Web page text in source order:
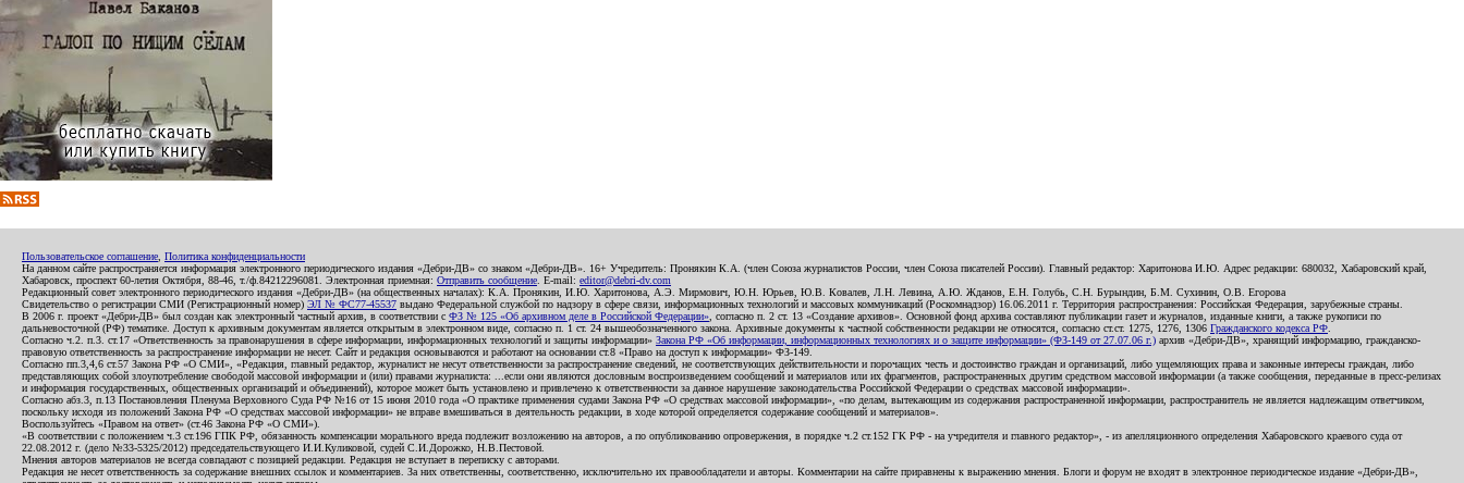
Пользовательское соглашение Политика конфиденциальности
На данном сайте распространяется информация электронного периодического издания «Дебри-ДВ» со знаком «Дебри-ДВ». 16+ Учредитель: Пронякин К.А. (член Союза журналистов России, член Союза писателей России). Главный редактор: Харитонова И.Ю. Адрес редакции: 680032, Хабаровский край,
Хабаровск, проспект 60-летия Октября, 88-46, т./ф.84212296081. Электронная приемная: Отправить сообщение . E-mail: editor@debri-dv.com
Редакционный совет электронного периодического издания «Дебри-ДВ» (на общественных началах): К.А. Пронякин, И.Ю. Харитонова, А.Э. Мирмович, Ю.Н. Юрьев, Ю.В. Ковалев, Л.Н. Левина, А.Ю. Жданов, Е.Н. Голубь, С.Н. Бурындин, Б.М. Сухинин, О.В. Егорова
Свидетельство о регистрации СМИ (Регистрационный номер) ЭЛ № ФС77-45537 выдано Федеральной службой по надзору в сфере связи, информационных технологий и массовых коммуникаций (Роскомнадзор) 16.06.2011 г. Территория распространения: Российская Федерация, зарубежные страны.
В 2006 г. проект «Дебри-ДВ» был создан как электронный частный архив, в соответствии с ФЗ № 125 «Об архивном деле в Российской Федерации» , согласно п. 2 ст. 13 «Создание архивов». Основной фонд архива составляют публикации газет и журналов, изданные книги, а также рукописи по
дальневосточной (РФ) тематике. Доступ к архивным документам является открытым в электронном виде, согласно п. 1 ст. 24 вышеобозначенного закона. Архивные документы к частной собственности редакции не относятся, согласно ст.ст. 1275, 1276, 1306 Гражданского кодекса РФ
Согласно ч.2. п.3. ст.17 «Ответственность за правонарушения в сфере информации, информационных технологий и защиты информации» Закона РФ «Об информации, информационных технологиях и о защите информации» (ФЗ-149 от 27.07.06 г.) архив «Дебри-ДВ», хранящий информацию, гражданско-
правовую ответственность за распространение информации не несет. Сайт и редакция основываются и работают на основании ст.8 «Право на доступ к информации» ФЗ-149.
Согласно пп.3,4,6 ст.57 Закона РФ «О СМИ», «Редакция, главный редактор, журналист не несут ответственности за распространение сведений, не соответствующих действительности и порочащих честь и достоинство граждан и организаций, либо ущемляющих права и законные интересы граждан, либо
представляющих собой злоупотребление свободой массовой информации и (или) правами журналиста: ...если они являются дословным воспроизведением сообщений и материалов или их фрагментов, распространенных другим средством массовой информации (а также сообщения, переданные в пресс-релизах
и информация государственных, общественных организаций и объединений), которое может быть установлено и привлечено к ответственности за данное нарушение законодательства Российской Федерации о средствах массовой информации».
Согласно абз.3, п.13 Постановления Пленума Верховного Суда РФ №16 от 15 июня 2010 года «О практике применения судами Закона РФ «О средствах массовой информации», «по делам, вытекающим из содержания распространенной информации, распространитель не является надлежащим ответчиком,
поскольку исходя из положений Закона РФ «О средствах массовой информации» не вправе вмешиваться в деятельность редакции, в ходе которой определяется содержание сообщений и материалов».
Воспользуйтесь «Правом на ответ» (ст.46 Закона РФ «О СМИ»).
«В соответствии с положением ч.3 ст.196 ГПК РФ, обязанность компенсации морального вреда подлежит возложению на авторов, а по опубликованию опровержения, в порядке ч.2 ст.152 ГК РФ - на учредителя и главного редактор», - из апелляционного определения Хабаровского краевого суда от
22.08.2012 г. (дело №33-5325/2012) председательствующего И.И.Куликовой, судей С.И.Дорожко, Н.В.Пестовой.
Мнения авторов материалов не всегда совпадают с позицией редакции. Редакция не вступает в переписку с авторами.
Редакция не несет ответственность за содержание внешних ссылок и комментариев. За них ответственны, соответственно, исключительно их правообладатели и авторы. Комментарии на сайте приравнены к выражению мнения. Блоги и форум не входят в электронное периодическое издание «Дебри-ДВ»,